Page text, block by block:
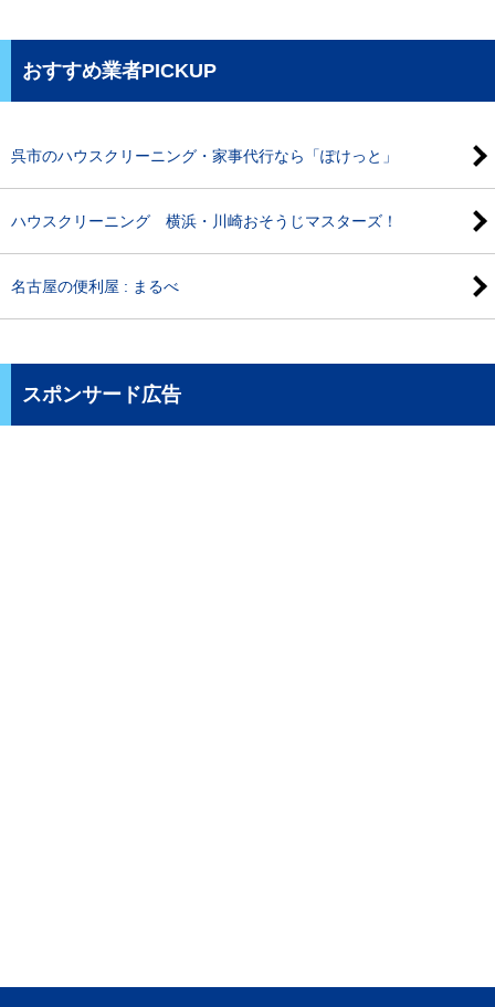
おすすめ業者PICKUP
呉市のハウスクリーニング・家事代行なら「ぽけっと」
ハウスクリーニング 横浜・川崎おそうじマスターズ！
名古屋の便利屋 : まるべ
スポンサード広告